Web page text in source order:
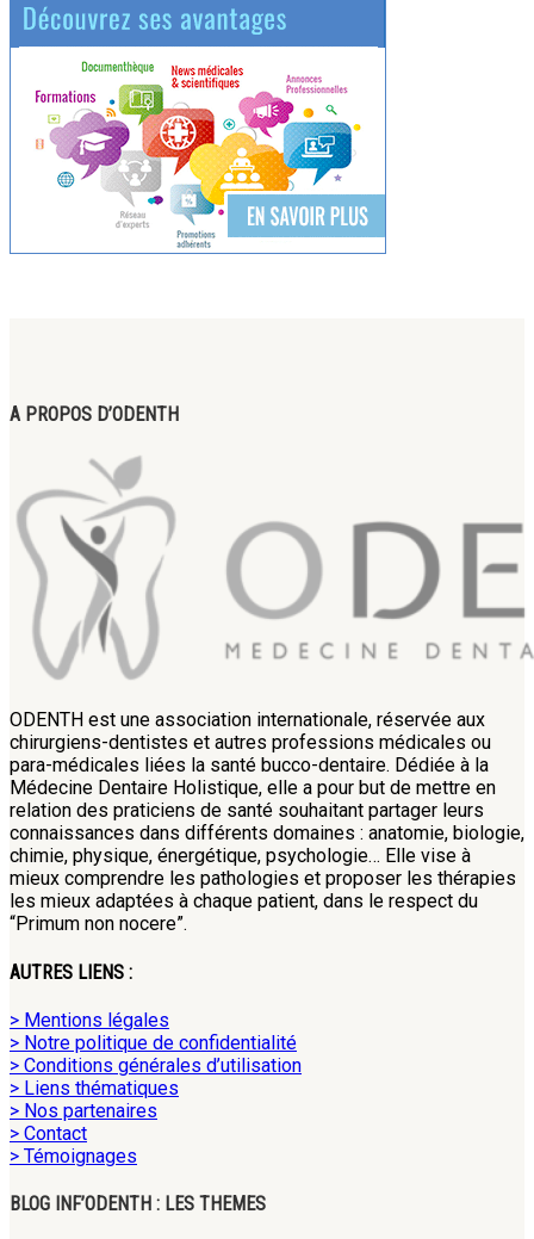
A PROPOS D’ODENTH
ODENTH est une association internationale, réservée aux
chirurgiens-dentistes et autres professions médicales ou
para-médicales liées la santé bucco-dentaire. Dédiée à la
Médecine Dentaire Holistique, elle a pour but de mettre en
relation des praticiens de santé souhaitant partager leurs
connaissances dans différents domaines : anatomie, biologie,
chimie, physique, énergétique, psychologie… Elle vise à
mieux comprendre les pathologies et proposer les thérapies
les mieux adaptées à chaque patient, dans le respect du
“Primum non nocere”.
AUTRES LIENS :
> Mentions légales
> Notre politique de confidentialité
> Conditions générales d’utilisation
> Liens thématiques
> Nos partenaires
> Contact
> Témoignages
BLOG INF’ODENTH : LES THEMES